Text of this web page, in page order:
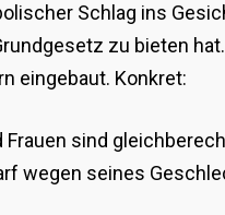
Schlag ins
zu bieten
eingebaut. Konkret:
Frauen sind
wegen seines